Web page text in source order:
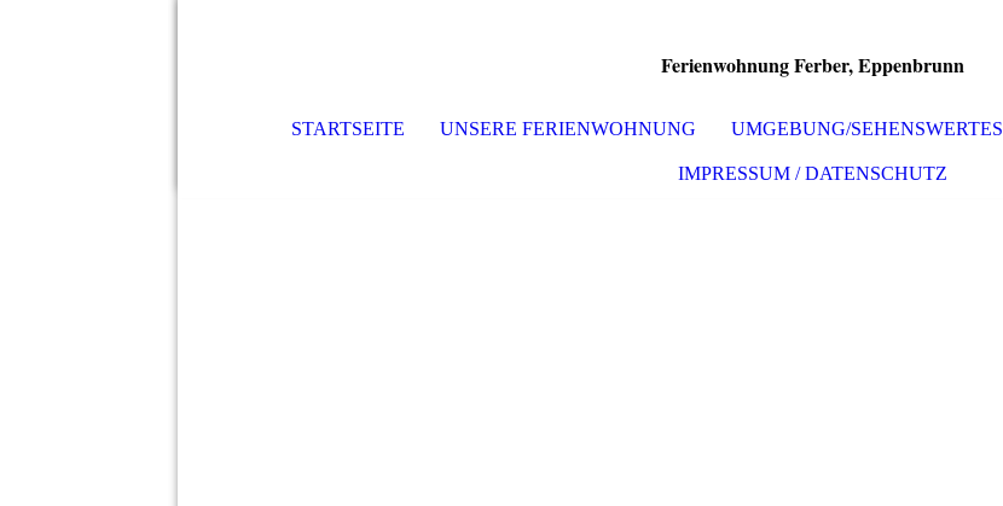
Ferienwohnung Ferber, Eppenbrunn
STARTSEITE UNSERE FERIENWOHNUNG UMGEBUNG/SEHENSWERTES
IMPRESSUM / DATENSCHUTZ